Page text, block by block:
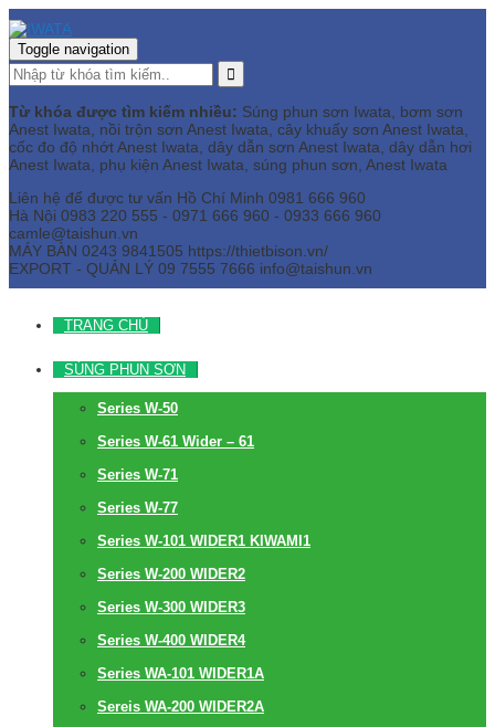
Toggle navigation
Từ khóa được tìm kiếm nhiều: Súng phun sơn Iwata, bơm sơn
Anest Iwata, nồi trộn sơn Anest Iwata, cây khuấy sơn Anest Iwata,
cốc đo độ nhớt Anest Iwata, dây dẫn sơn Anest Iwata, dây dẫn hơi
Anest Iwata, phụ kiện Anest Iwata, súng phun sơn, Anest Iwata
Liên hệ để được tư vấn Hồ Chí Minh 0981 666 960
Hà Nội 0983 220 555 - 0971 666 960 - 0933 666 960
camle@taishun.vn
MÁY BÀN 0243 9841505 https://thietbison.vn/
EXPORT - QUẢN LÝ 09 7555 7666 info@taishun.vn
TRANG CHỦ
SÚNG PHUN SƠN
Series W-50
Series W-61 Wider – 61
Series W-71
Series W-77
Series W-101 WIDER1 KIWAMI1
Series W-200 WIDER2
Series W-300 WIDER3
Series W-400 WIDER4
Series WA-101 WIDER1A
Sereis WA-200 WIDER2A